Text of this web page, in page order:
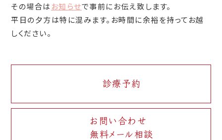
その場合は お知らせで事前にお伝え致します。
平日の夕方は特に混みます。お時間に余裕を持ってお越
しください。
診療予約
お問い合わせ
無料メール相談